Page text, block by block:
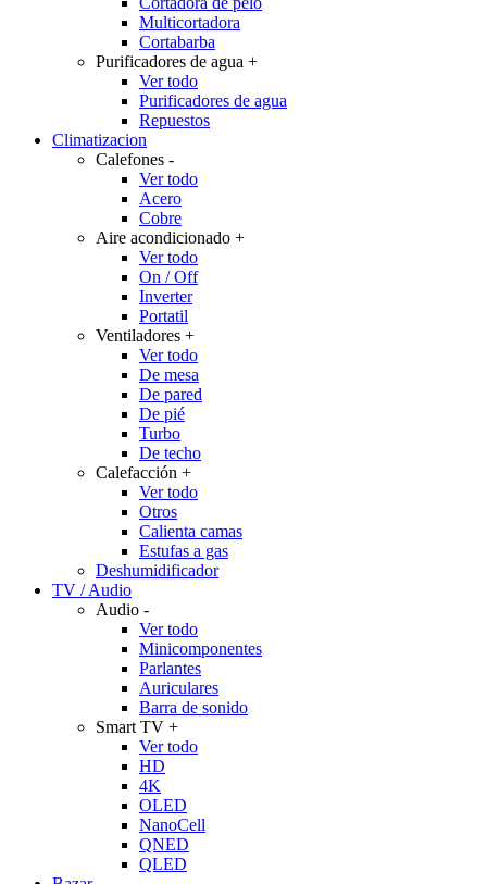
Multicortadora
Cortabarba
Purificadores de agua +
Ver todo
Purificadores de agua
Repuestos
Climatizacion
Calefones -
Ver todo
Acero
Cobre
Aire acondicionado +
Ver todo
On / Off
Inverter
Portatil
Ventiladores +
Ver todo
De mesa
De pared
De pié
Turbo
De techo
Calefacción +
Ver todo
Otros
Calienta camas
Estufas a gas
Deshumidificador
TV / Audio
Audio -
Ver todo
Minicomponentes
Parlantes
Auriculares
Barra de sonido
Smart TV +
Ver todo
HD
4K
OLED
NanoCell
QNED
QLED